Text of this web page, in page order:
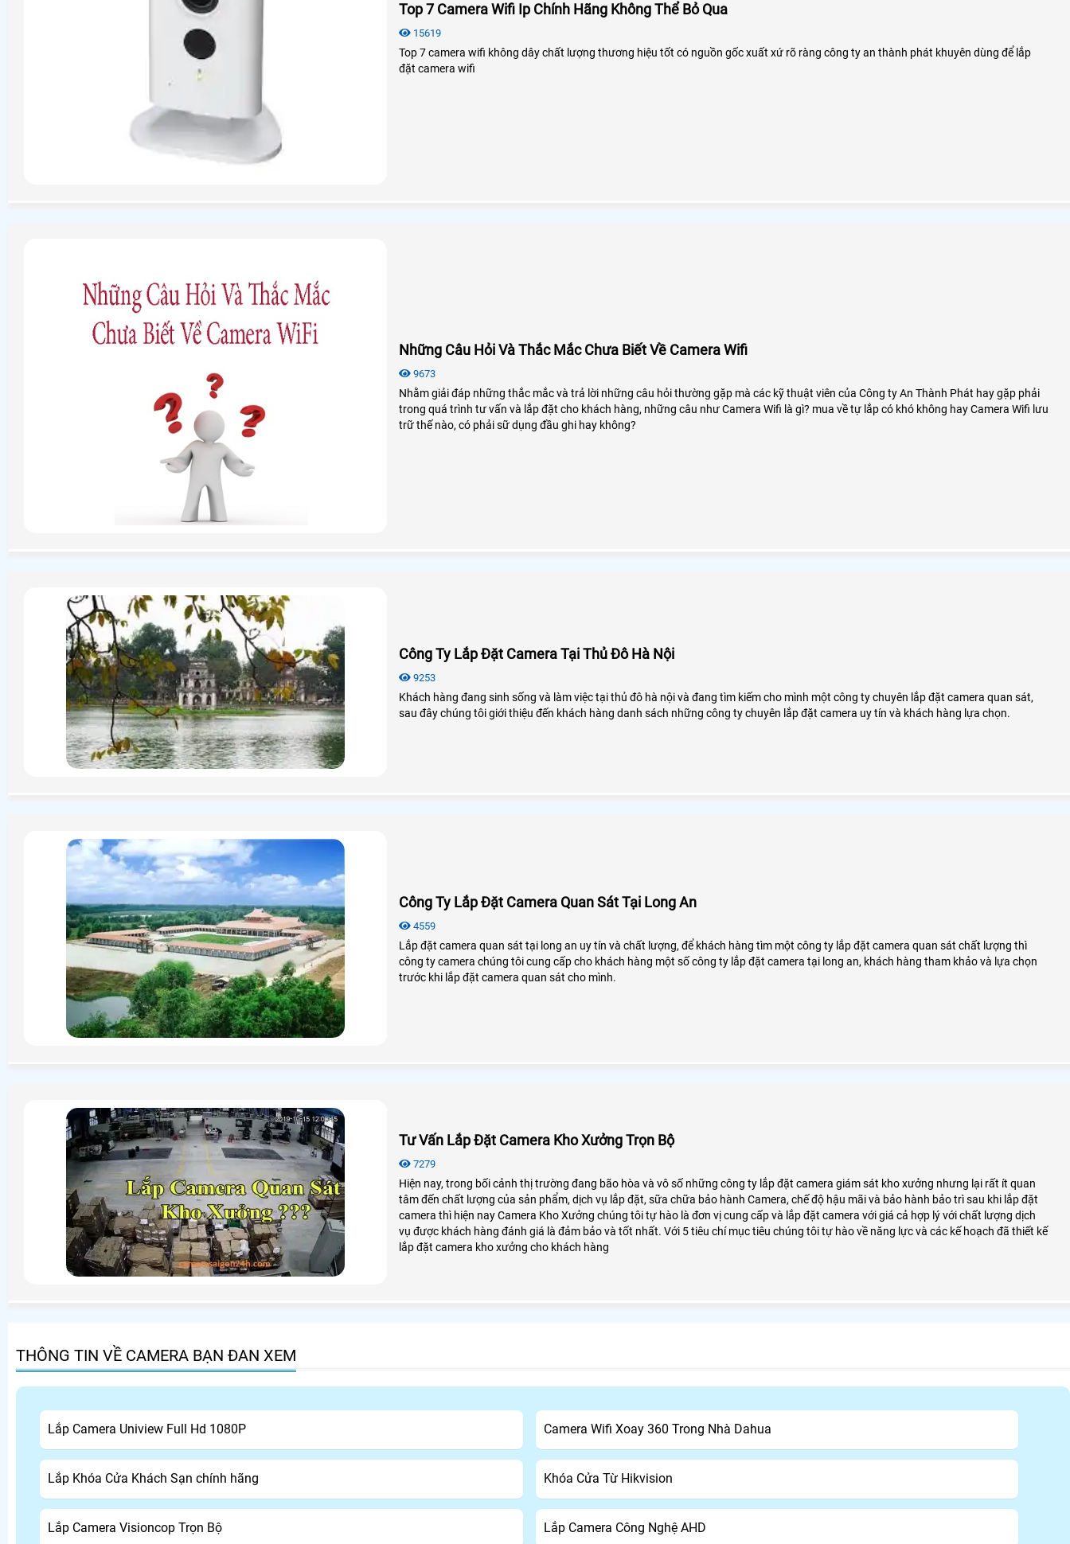
Top 7 Camera Wifi Ip Chính Hãng Không Thể Bỏ Qua
15619
Top 7 camera wifi không dây chất lượng thương hiệu tốt có nguồn gốc xuất xứ rõ ràng công ty an thành phát khuyên dùng để lắp
đặt camera wifi
Những Câu Hỏi Và Thắc Mắc Chưa Biết Về Camera Wifi
9673
Nhằm giải đáp những thắc mắc và trả lời những câu hỏi thường gặp mà các kỹ thuật viên của Công ty An Thành Phát hay gặp phải
trong quá trình tư vấn và lắp đặt cho khách hàng, những câu như Camera Wifi là gì? mua về tự lắp có khó không hay Camera Wifi lưu
trữ thế nào, có phải sữ dụng đầu ghi hay không?
Công Ty Lắp Đặt Camera Tại Thủ Đô Hà Nội
9253
Khách hàng đang sinh sống và làm việc tại thủ đô hà nội và đang tìm kiếm cho mình một công ty chuyên lắp đặt camera quan sát,
sau đây chúng tôi giới thiệu đến khách hàng danh sách những công ty chuyên lắp đặt camera uy tín và khách hàng lựa chọn.
Công Ty Lắp Đặt Camera Quan Sát Tại Long An
4559
Lắp đặt camera quan sát tại long an uy tín và chất lượng, để khách hàng tìm một công ty lắp đặt camera quan sát chất lượng thì
công ty camera chúng tôi cung cấp cho khách hàng một số công ty lắp đặt camera tại long an, khách hàng tham khảo và lựa chọn
trước khi lắp đặt camera quan sát cho mình.
Tư Vấn Lắp Đặt Camera Kho Xưởng Trọn Bộ
7279
Hiện nay, trong bối cảnh thị trường đang bão hòa và vô số những công ty lắp đặt camera giám sát kho xưởng nhưng lại rất ít quan
tâm đến chất lượng của sản phẩm, dịch vụ lắp đặt, sữa chữa bảo hành Camera, chế độ hậu mãi và bảo hành bảo trì sau khi lắp đặt
camera thì hiện nay Camera Kho Xưởng chúng tôi tự hào là đơn vị cung cấp và lắp đặt camera với giá cả hợp lý với chất lượng dịch
vụ được khách hàng đánh giá là đảm bảo và tốt nhất. Với 5 tiêu chí mục tiêu chúng tôi tự hào về năng lực và các kế hoạch đã thiết kế
lắp đặt camera kho xưởng cho khách hàng
THÔNG TIN VỀ CAMERA BẠN ĐAN XEM
Lắp Camera Uniview Full Hd 1080P Camera Wifi Xoay 360 Trong Nhà Dahua
Lắp Khóa Cửa Khách Sạn chính hãng Khóa Cửa Từ Hikvision
Lắp Camera Visioncop Trọn Bộ Lắp Camera Công Nghệ AHD